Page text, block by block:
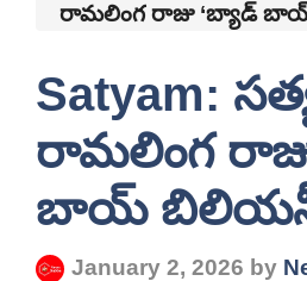
రామలింగ రాజు ‘బ్యాడ్
Satyam:
రామలింగ
బాయ్
January 2, 2026 by